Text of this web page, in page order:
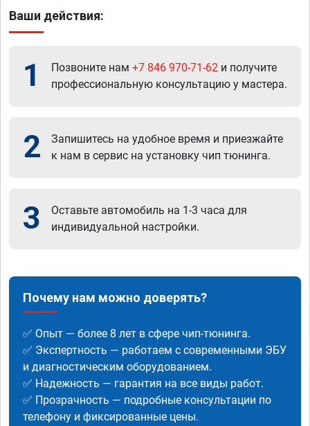
Ваши действия:
1 Позвоните нам +7 846 970-71-62 и получите
профессиональную консультацию у мастера.
2
Запишитесь на удобное время и приезжайте
к нам в сервис на установку чип тюнинга.
3
Оставьте автомобиль на 1-3 часа для
индивидуальной настройки.
Почему нам можно доверять?
✅ Опыт — более 8 лет в сфере чип-тюнинга.
✅ Экспертность — работаем с современными ЭБУ
и диагностическим оборудованием.
✅ Надежность — гарантия на все виды работ.
✅ Прозрачность — подробные консультации по
телефону и фиксированные цены.